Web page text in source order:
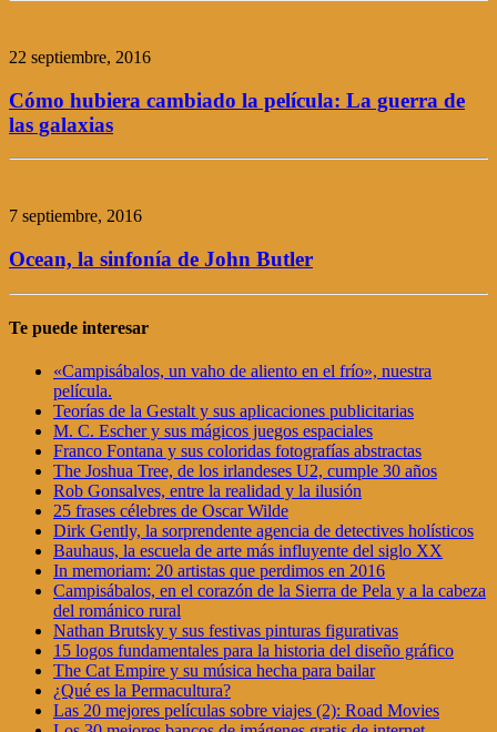
22 septiembre, 2016
Cómo hubiera cambiado la película: La guerra de
las galaxias
7 septiembre, 2016
Ocean, la sinfonía de John Butler
Te puede interesar
«Campisábalos, un vaho de aliento en el frío», nuestra
película.
Teorías de la Gestalt y sus aplicaciones publicitarias
M. C. Escher y sus mágicos juegos espaciales
Franco Fontana y sus coloridas fotografías abstractas
The Joshua Tree, de los irlandeses U2, cumple 30 años
Rob Gonsalves, entre la realidad y la ilusión
25 frases célebres de Oscar Wilde
Dirk Gently, la sorprendente agencia de detectives holísticos
Bauhaus, la escuela de arte más influyente del siglo XX
In memoriam: 20 artistas que perdimos en 2016
Campisábalos, en el corazón de la Sierra de Pela y a la cabeza
del románico rural
Nathan Brutsky y sus festivas pinturas figurativas
15 logos fundamentales para la historia del diseño gráfico
The Cat Empire y su música hecha para bailar
¿Qué es la Permacultura?
Las 20 mejores películas sobre viajes (2): Road Movies